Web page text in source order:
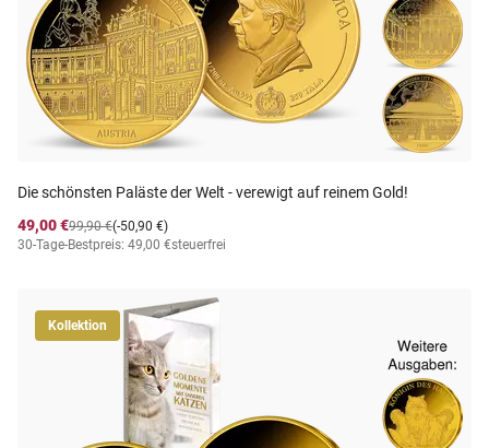
Die schönsten Paläste der Welt - verewigt auf reinem Gold!
49,00 €
(-50,90 €)
99,90 €
30-Tage-Bestpreis: 49,00 €steuerfrei
Kollektion